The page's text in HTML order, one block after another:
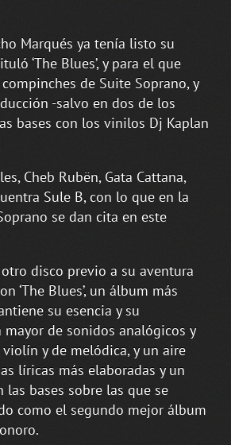
Marqués ya tenía listo su
‘The Blues’, y para el que
de Suite Soprano, y
-salvo en dos de los
bases con los vinilos Dj Kaplan
Cheb Rubën, Gata Cattana,
Sule B, con lo que en la
se dan cita en este
disco previo a su aventura
‘The Blues’, un álbum más
su esencia y su
de sonidos analógicos y
y de melódica, y un aire
líricas más elaboradas y un
bases sobre las que se
como el segundo mejor álbum